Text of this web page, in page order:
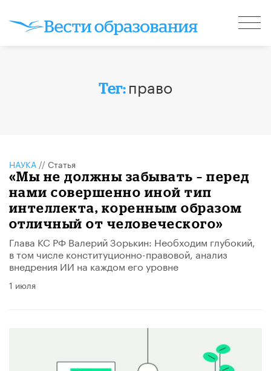
Тег: право
НАУКА // Статья
«Мы не должны забывать – перед
нами совершенно иной тип
интеллекта, коренным образом
отличный от человеческого»
Глава КС РФ Валерий Зорькин: Необходим глубокий,
в том числе конституционно-правовой, анализ
внедрения ИИ на каждом его уровне
1 июля